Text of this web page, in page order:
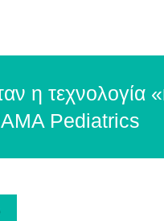
η τεχνολογία
Pediatrics